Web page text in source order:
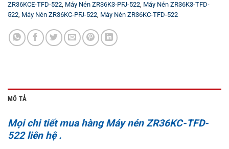
ZR36KCE-TFD-522, Máy Nén ZR36K3-PFJ-522, Máy Nén ZR36K3-TFD-
522, Máy Nén ZR36KC-PFJ-522, Máy Nén ZR36KC-TFD-522
MÔ TẢ
Mọi chi tiết mua hàng Máy nén ZR36KC-TFD-
522 liên hệ .